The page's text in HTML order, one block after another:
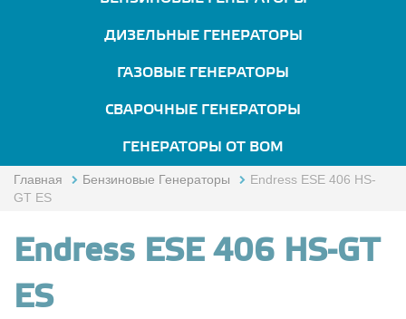
ДИЗЕЛЬНЫЕ ГЕНЕРАТОРЫ
ГАЗОВЫЕ ГЕНЕРАТОРЫ
СВАРОЧНЫЕ ГЕНЕРАТОРЫ
ГЕНЕРАТОРЫ ОТ ВОМ
Главная Бензиновые Генераторы
Endress ESE 406 HS-
GT ES
Endress ESE 406 HS-GT
ES